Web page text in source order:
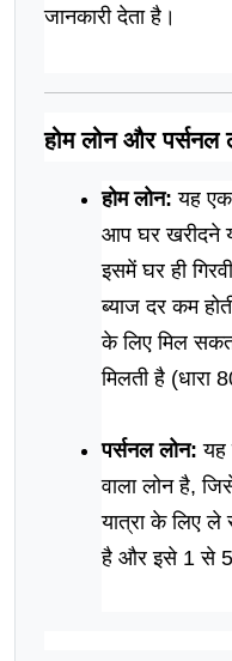
जानकारी देता है।
होम लोन और पर्सनल
होम लोन: यह एक
आप घर खरीदने
इसमें घर ही
ब्याज दर कम
के लिए मिल
मिलती है
पर्सनल लोन: यह
वाला लोन है,
यात्रा के लिए ले
है और इसे 1 से 5